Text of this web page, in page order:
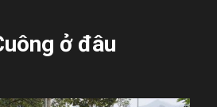
ở đâu